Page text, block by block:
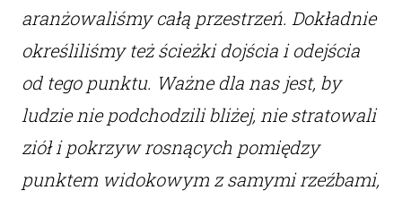
aranżowaliśmy całą przestrzeń. Dokładnie
określiliśmy też ścieżki dojścia i odejścia
od tego punktu. Ważne dla nas jest, by
ludzie nie podchodzili bliżej, nie stratowali
ziół i pokrzyw rosnących pomiędzy
punktem widokowym z samymi rzeźbami,